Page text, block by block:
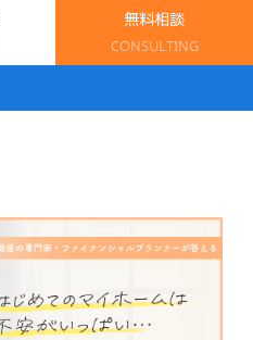
無料相談
CONSULTING